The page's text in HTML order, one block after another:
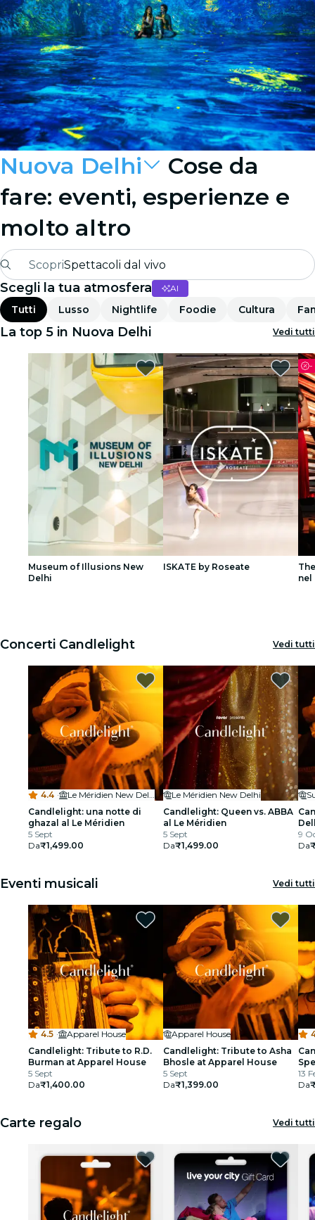
Nuova Delhi
Cose da
fare: eventi, esperienze e
molto altro
ScopriSpettacoli dal vivo
Madrid
Candlelight
Londra
Esperienze e città
San Paolo
Mostre
Seoul
Tour città
Concerti
Ristoranti
Scegli la tua atmosfera AI
Tutti Lusso Nightlife Foodie Cultura
La top 5 in Nuova Delhi Vedi tutti
Museum of Illusions New
Delhi
ISKATE by Roseate
-
nel
Concerti Candlelight Vedi tutti
4.4 ·
Le Méridien New Delhi
Candlelight: una notte di
ghazal al Le Méridien
5 Sept
Da₹1,499.00
Le Méridien New Delhi
Candlelight: Queen vs. ABBA
al Le Méridien
5 Sept
Da₹1,499.00
9
Da
Eventi musicali Vedi tutti
4.5 ·
Apparel House
Candlelight: Tribute to R.D.
Burman at Apparel House
5 Sept
Da₹1,400.00
Apparel House
Candlelight: Tribute to Asha
Bhosle at Apparel House
5 Sept
Da₹1,399.00
13
Da
Carte regalo Vedi tutti